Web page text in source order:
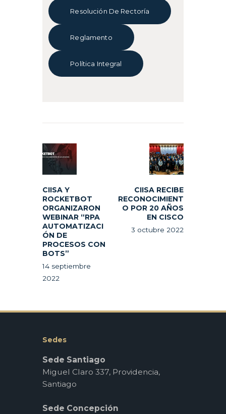
Resolución De Rectoría
Reglamento
Política Integral
de
entradas
Previous
CIISA Y
ROCKETBOT
ORGANIZARON
WEBINAR “RPA
AUTOMATIZACI
ÓN DE
PROCESOS CON
BOTS”
14 septiembre
2022
CIISA RECIBE
RECONOCIMIENT
O POR 20 AÑOS
EN CISCO
3 octubre 2022
Sedes
Sede Santiago
Miguel Claro 337, Providencia,
Santiago
Sede Concepción